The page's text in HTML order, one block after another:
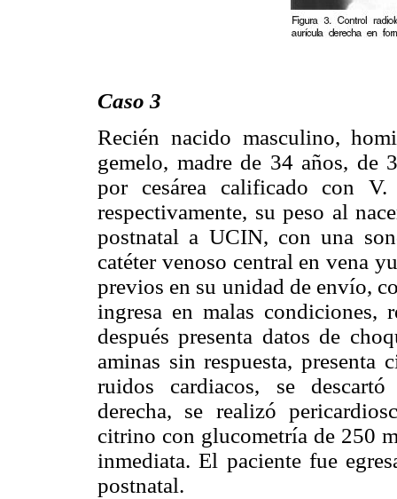
Caso 3
Recién nacido masculino,
gemelo, madre de 34 años, de
por cesárea calificado con
respectivamente, su peso al
postnatal a UCIN, con una
catéter venoso central en vena
previos en su unidad de envío,
ingresa en malas condiciones,
después presenta datos de
aminas sin respuesta, presenta
ruidos cardiacos, se
derecha, se realizó
citrino con glucometría de 250
inmediata. El paciente fue
postnatal.